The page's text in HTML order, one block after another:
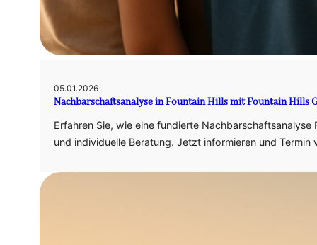
05.01.2026
Nachbarschaftsanalyse in Fountain Hills mit Fountain Hills
Erfahren Sie, wie eine fundierte
und individuelle Beratung. Jetzt informieren und Termin